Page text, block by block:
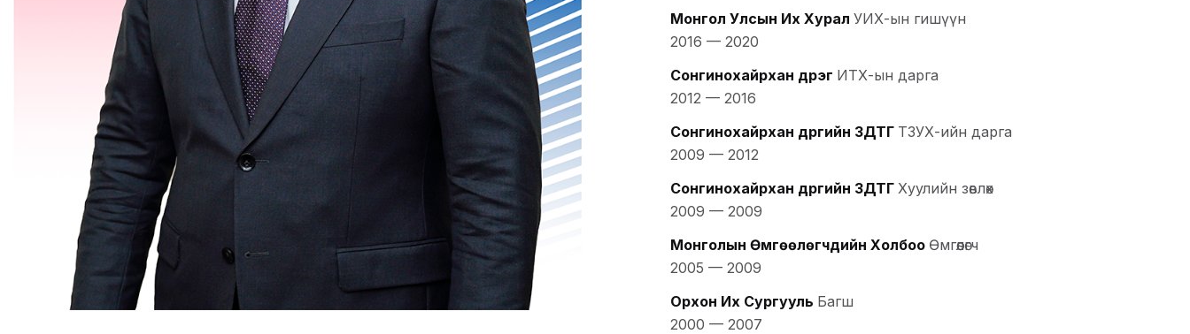
Монгол Улсын Их Хурал УИХ-ын гишүүн
2016 — 2020
Сонгинохайрхан дүүрэг ИТХ-ын дарга
2012 — 2016
Сонгинохайрхан дүүргийн ЗДТГ ТЗУХ-ийн дарга
2009 — 2012
Сонгинохайрхан дүүргийн ЗДТГ Хуулийн зөвлөх
2009 — 2009
Монголын Өмгөөлөгчдийн Холбоо Өмгөөлөгч
2005 — 2009
Орхон Их Сургууль Багш
2000 — 2007